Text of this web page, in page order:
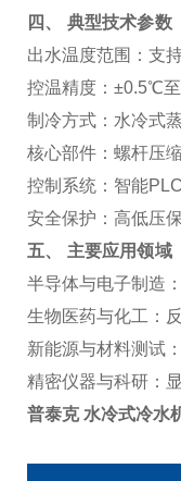
四、 典型技术参数
出水温度范围 ：支
控温精度 ：±0.5℃
制冷方式 ：水冷式
核心部件 ：螺杆压
控制系统 ：智能
安全保护 ：高低压
五、 主要应用领域
半导体与电子制造
生物医药与化工 ：
新能源与材料测试
精密仪器与科研 ：
普泰克 水冷式冷水